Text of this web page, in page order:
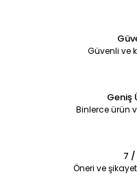
Güvenli ve
Geniş
Binlerce ürün
7 /
Öneri ve